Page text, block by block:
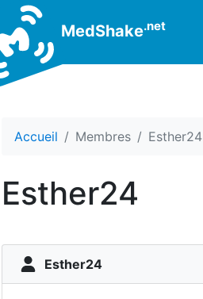
MedShake.net
Accueil Membres Esther24
Esther24
Esther24